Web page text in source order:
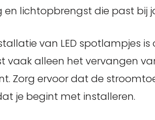
en lichtopbrengst die past bij
van LED spotlampjes
vaak alleen het vervangen
Zorg ervoor dat de
je begint met installeren.